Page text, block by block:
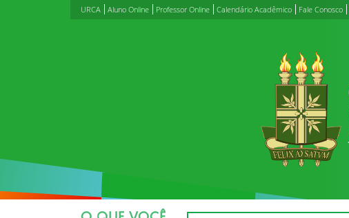
URCA Aluno Online Professor Online Calendário Acadêmico Fale Conosco